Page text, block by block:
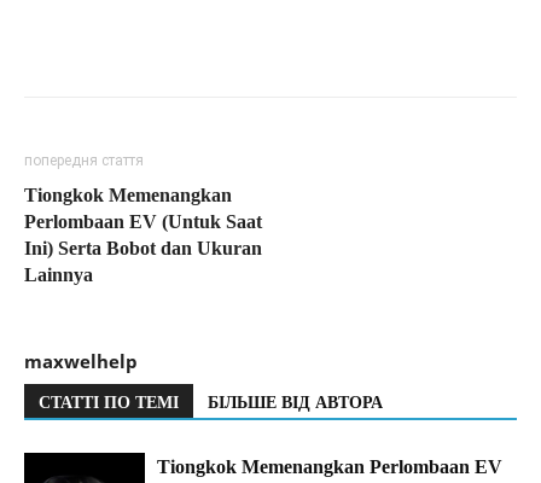
попередня стаття
Tiongkok Memenangkan
Perlombaan EV (Untuk Saat
Ini) Serta Bobot dan Ukuran
Lainnya
maxwelhelp
СТАТТІ ПО ТЕМІ БІЛЬШЕ ВІД АВТОРА
Tiongkok Memenangkan Perlombaan EV